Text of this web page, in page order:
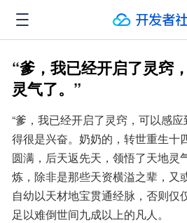
“爹，我已经开启了灵窍
灵气了。”
“爹，我已经开启了灵窍，可以感
得很是兴奋。奶奶的，转世重生十
圆满，后天返先天，领悟了天地灵
炼，除非是那些天资横溢之辈，又
自幼以天材地宝贯通经脉，否则仅
足以难倒世间九成以上的凡人。